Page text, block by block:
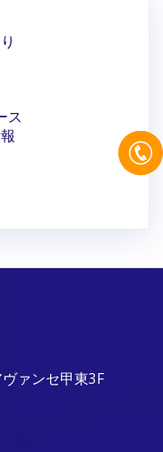
ス
ァンセ甲東3F